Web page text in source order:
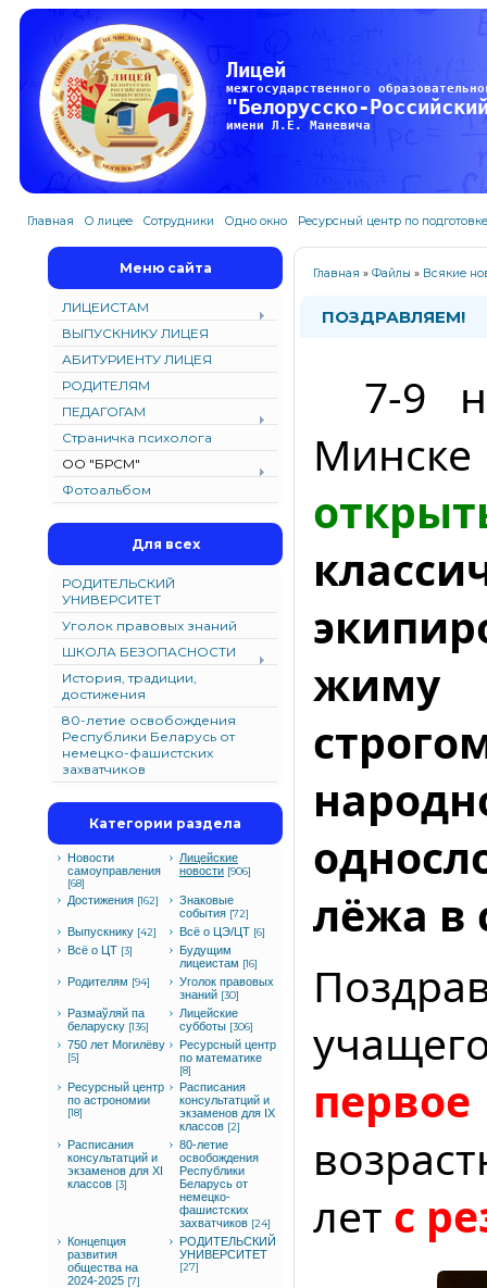
Лицей
межгосударственного
"Белорусско-
имени Л.Е. Маневича
Главная О лицее Сотрудники Одно окно Ресурсный центр по
Меню сайта
ЛИЦЕИСТАМ
ВЫПУСКНИКУ ЛИЦЕЯ
АБИТУРИЕНТУ ЛИЦЕЯ
РОДИТЕЛЯМ
ПЕДАГОГАМ
Страничка психолога
ОО "БРСМ"
Фотоальбом
Для всех
РОДИТЕЛЬСКИЙ
УНИВЕРСИТЕТ
Уголок правовых знаний
ШКОЛА БЕЗОПАСНОСТИ
История, традиции,
достижения
80-летие освобождения
Республики Беларусь от
немецко-фашистских
захватчиков
Категории раздела
Новости
самоуправления
[68]
Лицейские
новости [906]
Достижения [162]
Знаковые
события [72]
Выпускнику [42] Всё о ЦЭ/ЦТ [6]
Всё о ЦТ [3]
Будущим
лицеистам [16]
Родителям [94]
Уголок правовых
знаний [30]
Размаўляй па
беларуску [136]
Лицейские
субботы [306]
750 лет Могилёву
[5]
Ресурсный центр
по математике
[8]
Ресурсный центр
по астрономии
[18]
Расписания
консультатций и
экзаменов для IX
классов [2]
Расписания
консультатций и
экзаменов для XI
классов [3]
80-летие
освобождения
Республики
Беларусь от
немецко-
фашистских
захватчиков [24]
Концепция
развития
общества на
2024-2025 [7]
РОДИТЕЛЬСКИЙ
УНИВЕРСИТЕТ
[27]
Главная » Файлы » Всякие
ПОЗДРАВЛЯЕМ!
7-9
жиму
лёжа в
лет с